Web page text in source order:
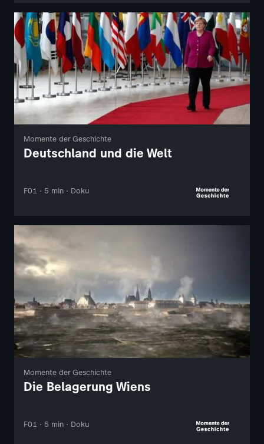
Momente der Geschichte
Deutschland und die Welt
F01 · 5 min · Doku
Momente der Geschichte
Die Belagerung Wiens
F01 · 5 min · Doku